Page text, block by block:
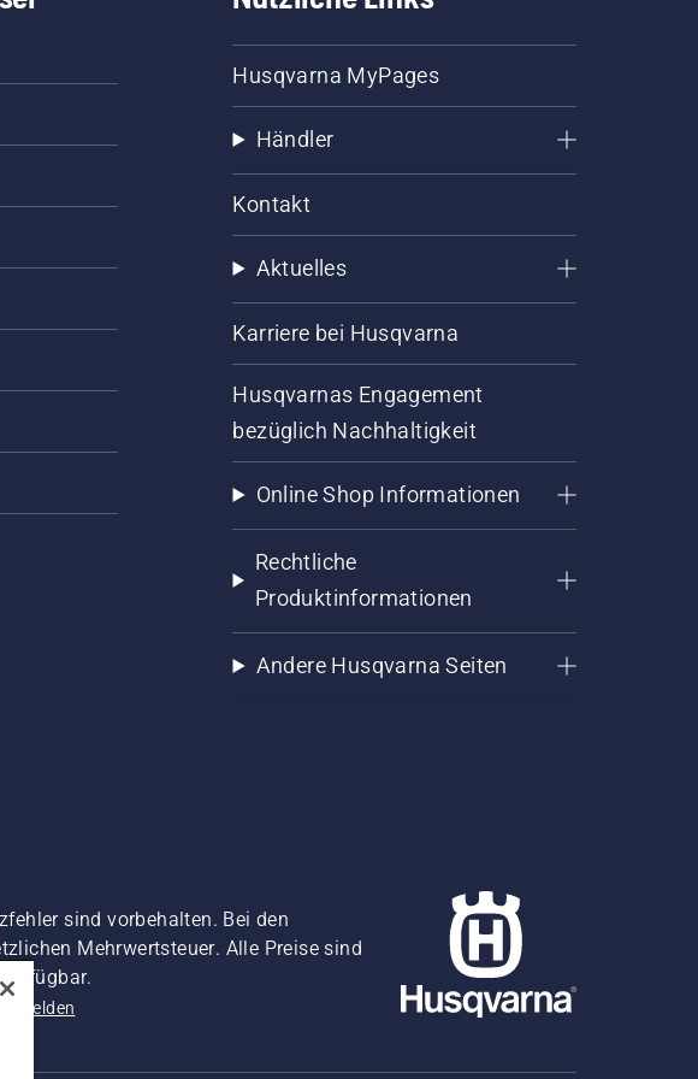
Husqvarna MyPages
Händler
Kontakt
Aktuelles
Karriere bei Husqvarna
Husqvarnas Engagement
bezüglich Nachhaltigkeit
Online Shop Informationen
Rechtliche
Produktinformationen
Andere Husqvarna Seiten
sind vorbehalten. Bei den
Mehrwertsteuer. Alle Preise sind
melden